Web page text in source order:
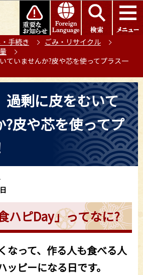
ページの本文へ移動
手続き
ごみ・リサイクル
ていませんか?皮や芯を使ってプラス一
過剰に皮をむいて
?皮や芯を使ってプ
ハピDay」ってなに?
なって、作る人も食べる人
ッピーになる日です。